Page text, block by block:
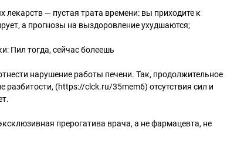
лекарств — пустая трата времени: вы приходите к
а прогнозы на выздоровление ухудшаются;
Пил тогда, сейчас болеешь
нарушение работы печени. Так, продолжительное
разбитости, (https://clck.ru/35mem6) отсутствия сил и
прерогатива врача, а не фармацевта, не